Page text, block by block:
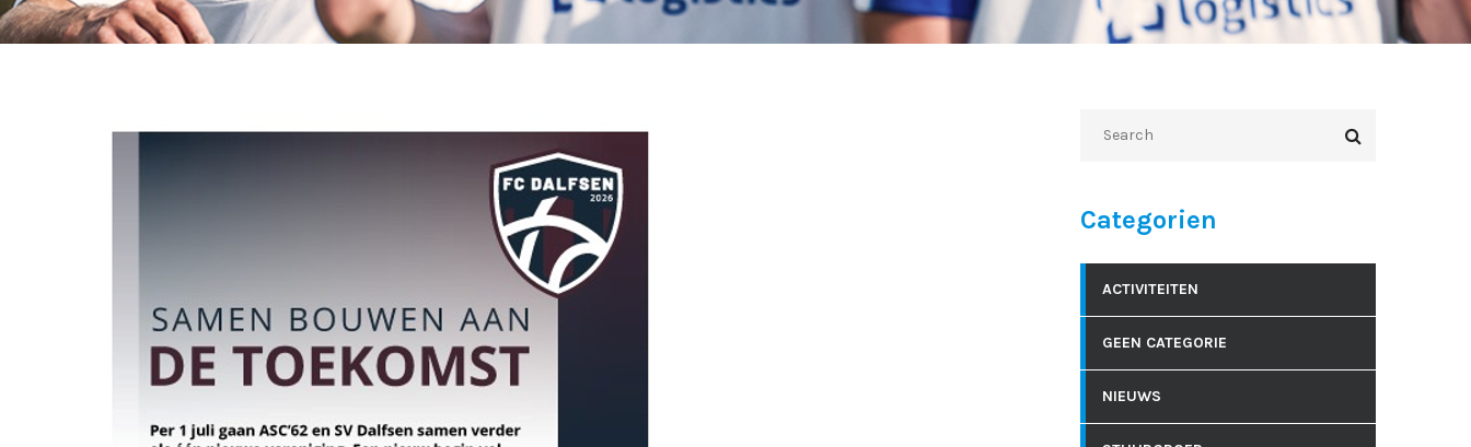
Categorien
ACTIVITEITEN
GEEN CATEGORIE
NIEUWS